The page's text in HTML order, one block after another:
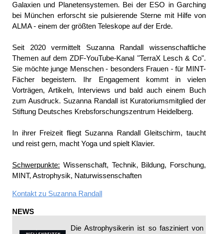
Galaxien und Planetensystemen. Bei der ESO in Garching
bei München erforscht sie pulsierende Sterne mit Hilfe von
ALMA - einem der größten Teleskope auf der Erde.
Seit 2020 vermittelt Suzanna Randall wissenschaftliche
Themen auf dem ZDF-YouTube-Kanal "TerraX Lesch & Co".
Sie möchte junge Menschen - besonders Frauen - für MINT-
Fächer begeistern. Ihr Engagement kommt in vielen
Vorträgen, Artikeln, Interviews und bald auch einem Buch
zum Ausdruck. Suzanna Randall ist Kuratoriumsmitglied der
Stiftung Deutsches Krebsforschungszentrum Heidelberg.
In ihrer Freizeit fliegt Suzanna Randall Gleitschirm, taucht
und reist gern, macht Yoga und spielt Klavier.
Schwerpunkte: Wissenschaft, Technik, Bildung, Forschung,
MINT, Astrophysik, Naturwissenschaften
Kontakt zu Suzanna Randall
NEWS
Die Astrophysikerin ist so fasziniert von